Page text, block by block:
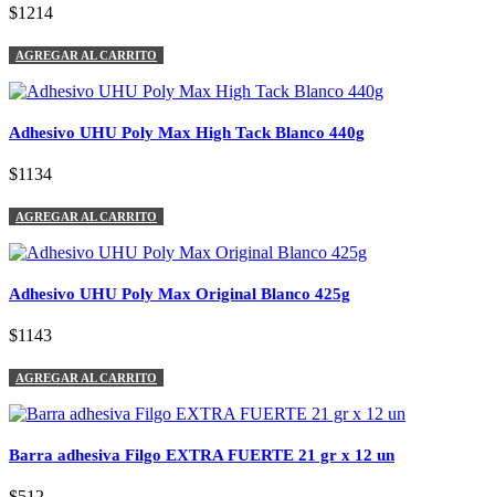
$1214
AGREGAR AL CARRITO
Adhesivo UHU Poly Max High Tack Blanco 440g
$1134
AGREGAR AL CARRITO
Adhesivo UHU Poly Max Original Blanco 425g
$1143
AGREGAR AL CARRITO
Barra adhesiva Filgo EXTRA FUERTE 21 gr x 12 un